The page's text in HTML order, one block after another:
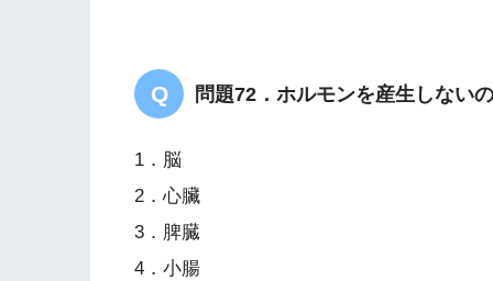
水の再吸収
問題72．ホルモンを産生しないの
1．脳
2．心臟
3．脾臓
4．小腸